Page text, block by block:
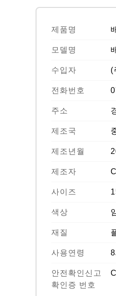
제품명
모델명
수입자 (
전화번호
주소
제조국
제조년월
제조자
사이즈
색상
재질
사용연령
안전확인신고
확인증 번호